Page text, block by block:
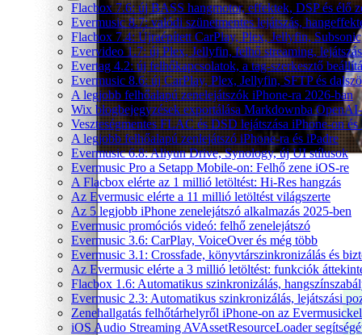
Flacbox 7.6: új BASS hangmotor, effektek, DSP és élő
Evermusic 8.7: valódi szünetmentes lejátszás,
Flacbox 7.4: Újraépített CarPlay, Plex, Jellyfin,
Evervideo 1.7: új Plex, Jellyfin, felhő streaming,
Evertag 4.2: új felhőkapcsolatok, a tag-szerkesztő
Evermusic 8.6: új CarPlay, Plex, Jellyfin, SFTP és
A legjobb felhőalapú zenelejátszók iPhone-ra 2026-ban
Wix blogbejegyzések exportálása Markdownba
Veszteségmentes FLAC és DSD lejátszása iPhone-on
A legjobb felhőalapú zenlejátszó iPhone-ra és iPadre
Evermusic 6.8: Aliyun Drive, Synology, új UI stílusok
Evermusic Pro a Setapp Mobile-on: Felhő zene iOS-re
A Flacbox elérte az 1 millió letöltést: Hi-Res hangzás
Az Evermusic elérte a 11 millió letöltést világszerte
Az 5 legjobb iPhone zenelejátszó alkalmazás 2025-ben
Evermusic promóciós videó: felhő zenelejátszó
Evermusic 3.6: CarPlay, VoiceOver és még több
Evermusic 3.1: Crossfade, könyvtárszinkronizálás és
Az Evermusic elérte a 3 millió letöltést: funkciók
Flacbox 1.6: Automatikus szinkronizálás,
Evermusic 2.3: Automatikus szinkronizálás, lejátszási
Zenehallgatás felhőtárhelyről iPhone-on az Evermusickel
iOS Audio Streaming AVAssetResourceLoader